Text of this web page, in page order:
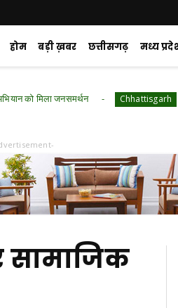
होम बड़ी ख़बर छत्तीसगढ़ मध्य
जनसमर्थन Chhattisgarh रायपुर :
सामाजिक